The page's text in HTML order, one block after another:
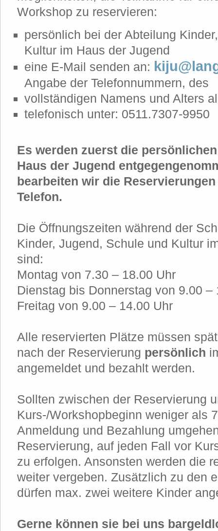
Workshop zu reservieren:
persönlich bei der Abteilung
Kultur im Haus der Jugend
eine E-Mail senden an:
Angabe der Telefonnummern, des
vollständigen Namens und Alters
telefonisch unter: 0511.7307-9950
Es werden zuerst die
Haus der Jugend
bearbeiten wir die
Telefon.
Die Öffnungszeiten während der
Kinder, Jugend, Schule und Kultur
sind:
Montag von 7.30 – 18.00 Uhr
Dienstag bis Donnerstag von 9.00 –
Freitag von 9.00 – 14.00 Uhr
Alle reservierten Plätze müssen
nach der Reservierung persönlich
angemeldet und bezahlt werden.
Sollten zwischen der Reservierung
Kurs-/Workshopbeginn weniger als
Anmeldung und Bezahlung
Reservierung, auf jeden Fall vor
zu erfolgen. Ansonsten werden die
weiter vergeben. Zusätzlich zu den
dürfen max. zwei weitere Kinder
Gerne können sie bei uns